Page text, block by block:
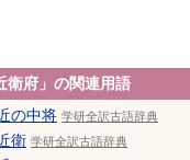
衛府」の関連用語
の中将 学研全訳古語辞典
衛 学研全訳古語辞典